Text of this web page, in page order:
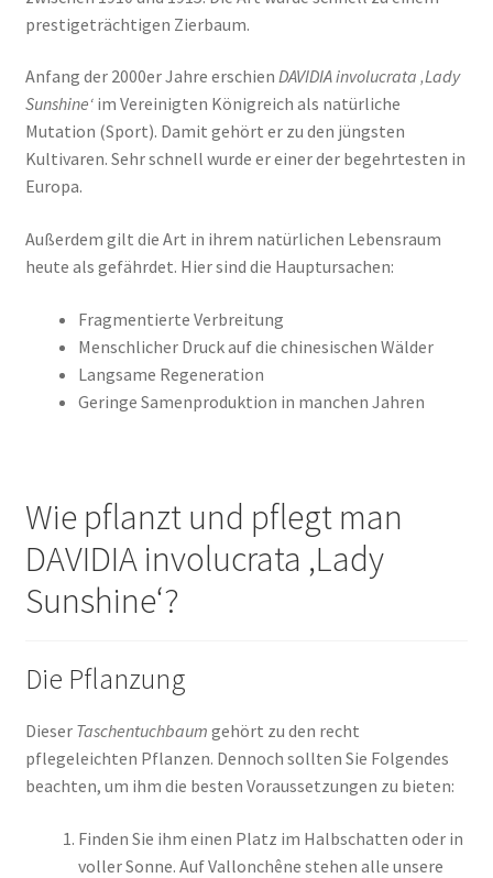
prestigeträchtigen Zierbaum.
Anfang der 2000er Jahre erschien DAVIDIA involucrata ‚Lady
Sunshine‘im Vereinigten Königreich als natürliche
Mutation (Sport). Damit gehört er zu den jüngsten
Kultivaren. Sehr schnell wurde er einer der begehrtesten in
Europa.
Außerdem gilt die Art in ihrem natürlichen Lebensraum
heute als gefährdet. Hier sind die Hauptursachen:
Fragmentierte Verbreitung
Menschlicher Druck auf die chinesischen Wälder
Langsame Regeneration
Geringe Samenproduktion in manchen Jahren
Wie pflanzt und pflegt man
DAVIDIA involucrata ‚Lady
Sunshine‘?
Die Pflanzung
Dieser Taschentuchbaum gehört zu den recht
pflegeleichten Pflanzen. Dennoch sollten Sie Folgendes
beachten, um ihm die besten Voraussetzungen zu bieten:
Finden Sie ihm einen Platz im Halbschatten oder in
voller Sonne. Auf Vallonchêne stehen alle unsere